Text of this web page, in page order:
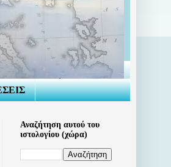
Αναζήτηση αυτού του
ιστολογίου (χώρα)